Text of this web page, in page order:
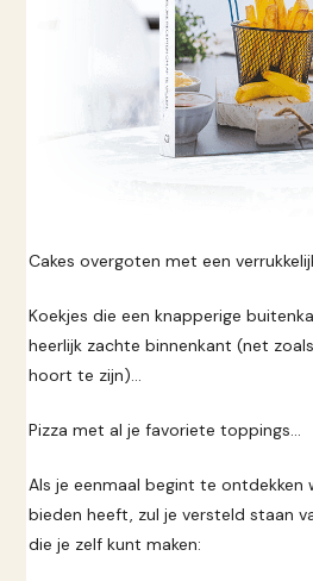
Cakes overgoten met een
Koekjes die een knapperige
heerlijk zachte binnenkant (net
hoort te zijn)...
Pizza met al je favoriete toppings...
Als je eenmaal begint te ontdekken
bieden heeft, zul je versteld staan
die je zelf kunt maken: